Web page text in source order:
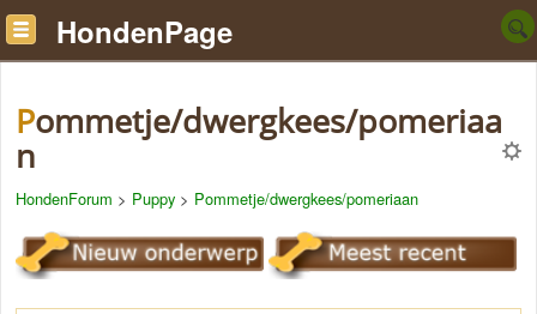
HondenPage
Pommetje/dwergkees/pomeriaa
n
HondenForum > Puppy > Pommetje/dwergkees/pomeriaan